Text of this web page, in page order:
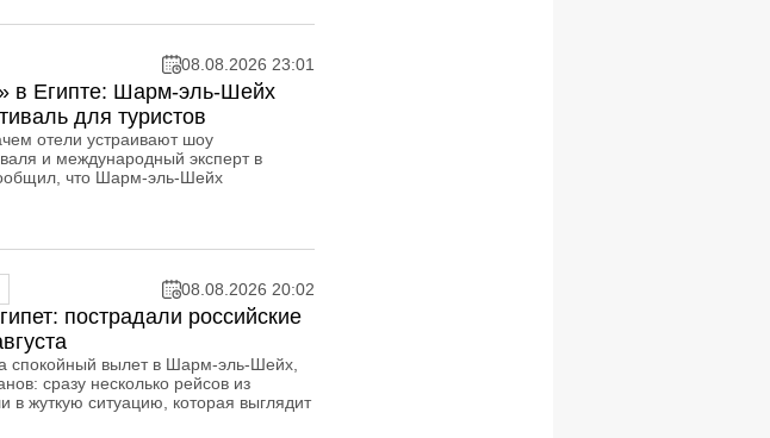
08.08.2026 23:01
в Египте: Шарм-эль-Шейх
для туристов
отели устраивают шоу
и международный эксперт в
что Шарм-эль-Шейх
08.08.2026 20:02
пострадали российские
спокойный вылет в Шарм‑эль‑Шейх,
сразу несколько рейсов из
в жуткую ситуацию, которая выглядит